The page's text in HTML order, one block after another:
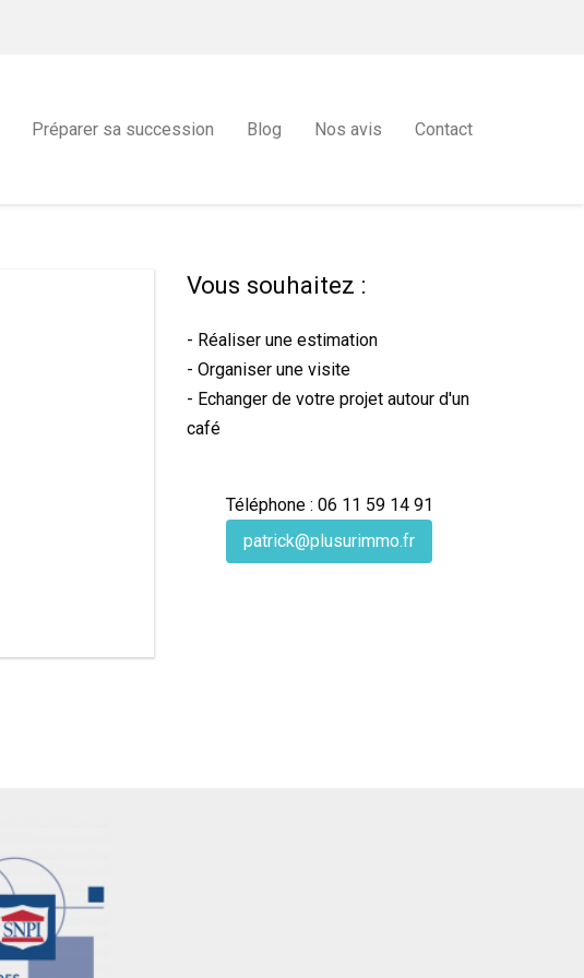
Préparer sa succession Blog Nos avis Contact
Vous souhaitez :
- Réaliser une estimation
- Organiser une visite
- Echanger de votre projet autour d'un
café
Téléphone : 06 11 59 14 91
patrick@plusurimmo.fr